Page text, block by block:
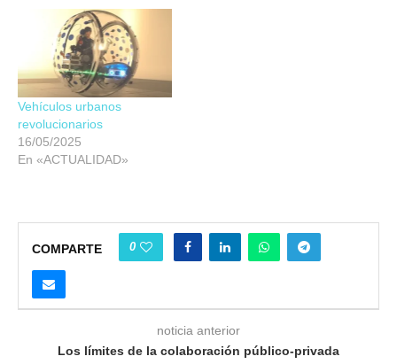
Vehículos urbanos
revolucionarios
16/05/2025
En «ACTUALIDAD»
COMPARTE 0
noticia anterior
Los límites de la colaboración público-privada